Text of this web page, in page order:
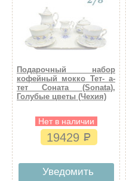
Подарочный набор
кофейный мокко Тет- а-
тет Соната (Sonata),
Голубые цветы (Чехия)
Нет в наличии
19429
Уведомить